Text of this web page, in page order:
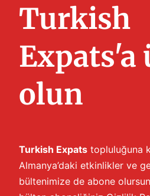
samimiyet, yemek
[…]
Turkish
Expats'a
olun
Turkish Expats topluluğuna
Almanya’daki etkinlikler ve
bültenimize de abone